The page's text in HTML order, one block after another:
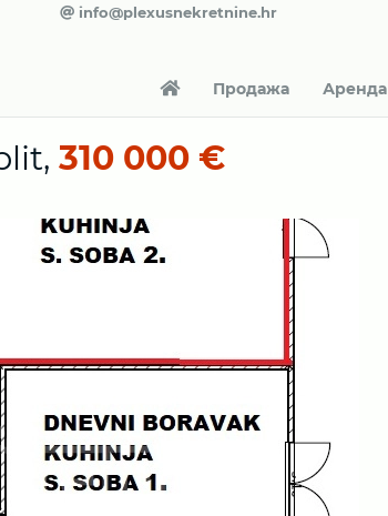
info@plexusnekretnine.hr
Продажа Аренда
310 000 €